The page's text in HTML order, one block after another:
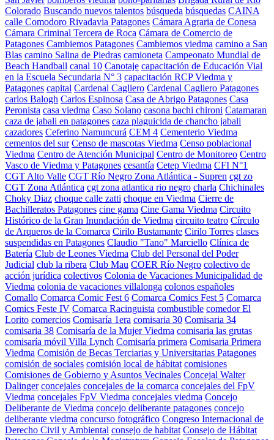
Colorado Buscando nuevos talentos búsqueda búsquedas CAINA
calle Comodoro Rivadavia Patagones Cámara Agraria de Conesa
Cámara Criminal Tercera de Roca Cámara de Comercio de
Patagones Cambiemos Patagones Cambiemos viedma camino a San
Blas camino Salina de Piedras camioneta Campeonato Mundial de
Beach Handball canal 10 Canotaje capacitación de Educación Vial
en la Escuela Secundaria N° 3 capacitación RCP Viedma y
Patagones capital Cardenal Cagliero Cardenal Cagliero Patagones
carlos Balogh Carlos Espinosa Casa de Abrigo Patagones Casa
Peronista casa viedma Caso Solano casona bachi chironi Catamaran
caza de jabali en patagones caza plaguicida de chancho jabali
cazadores Ceferino Namuncurá CEM 4 Cementerio Viedma
cementos del sur Censo de mascotas Viedma Censo poblacional
Viedma Centro de Atención Municipal Centro de Monitoreo Centro
Vasco de Viedma y Patagones cesantía Cetep Viedma CFI N°1
CGT Alto Valle CGT Río Negro Zona Atlántica - Supren cgt zo
CGT Zona Atlántica cgt zona atlantica rio negro charla Chichinales
Choky Diaz choque calle zatti choque en Viedma Cierre de
Bachilleratos Patagones cine gama Cine Gama Viedma Circuito
Histórico de la Gran Inundación de Viedma circuito teatro Círculo
de Arqueros de la Comarca Cirilo Bustamante Cirilo Torres clases
suspendidas en Patagones Claudio "Tano" Marciello Clínica de
Batería Club de Leones Viedma Club del Personal del Poder
Judicial club la ribera Club Mau COER Río Negro colectivo de
acción jurídica colectivos Colonia de Vacaciones Municipalidad de
Viedma colonia de vacaciones villalonga colonos españoles
Comallo Comarca Comic Fest 6 Comarca Comics Fest 5 Comarca
Comics Feste IV Comarca Racinguista combustible comedor El
Lorito comercios Comisaría 1era comisaria 30 Comisaria 34
comisaria 38 Comisaría de la Mujer Viedma comisaria las grutas
comisaría móvil Villa Lynch Comisaría primera Comisaria Primera
Viedma Comisión de Becas Terciarias y Universitarias Patagones
comisión de sociales comisión local de hábitat comisiones
Comisiones de Gobierno y Asuntos Vecinales Concejal Walter
Dalinger concejales concejales de la comarca concejales del FpV
Viedma concejales FpV Viedma concejales viedma Concejo
Deliberante de Viedma concejo deliberante patagones concejo
deliberante viedma concurso fotográfico Congreso Internacional de
Derecho Civil y Ambiental consejo de habitat Consejo de Hábitat